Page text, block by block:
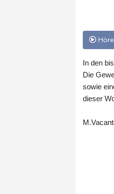
In den
Die
sowie
dieser